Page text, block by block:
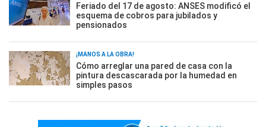
Feriado del 17 de agosto: ANSES modificó el
esquema de cobros para jubilados y
pensionados
¡MANOS A LA OBRA!
Cómo arreglar una pared de casa con la
pintura descascarada por la humedad en
simples pasos